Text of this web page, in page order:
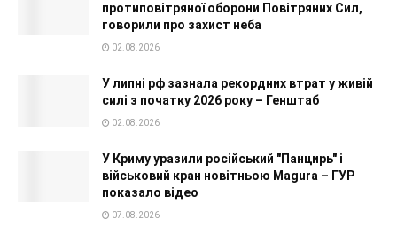
протиповітряної оборони Повітряних Сил,
говорили про захист неба
02.08.2026
У липні рф зазнала рекордних втрат у живій
силі з початку 2026 року – Генштаб
02.08.2026
У Криму уразили російський "Панцирь" і
військовий кран новітньою Magura – ГУР
показало відео
07.08.2026